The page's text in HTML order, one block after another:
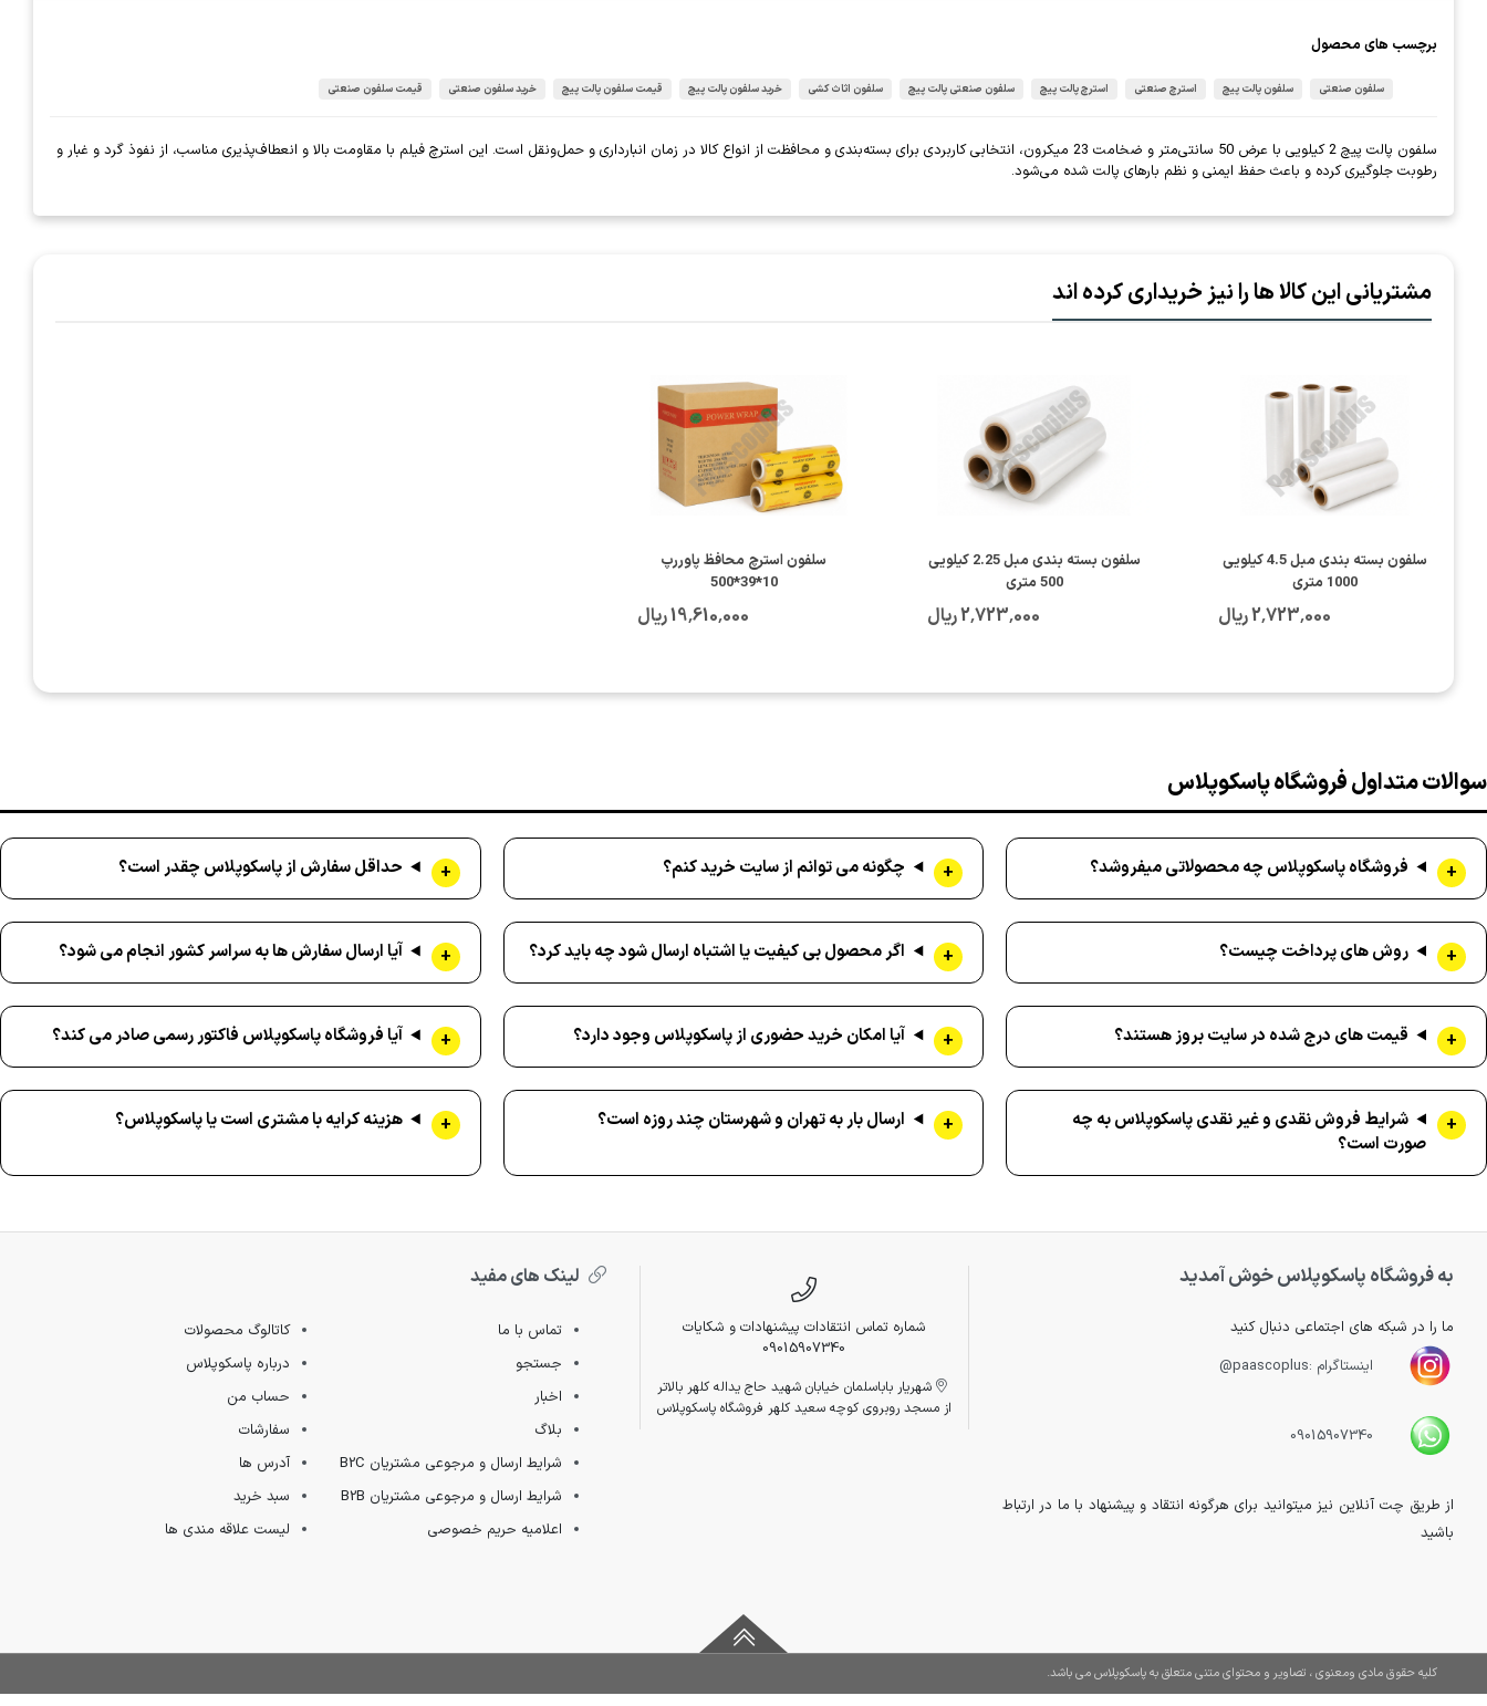
برچسب های محصول
سلفون صنعتی سلفون پالت پیچ استرچ صنعتی استرچ پالت پیچ سلفون صنعتی پالت پیچ سلفون اثاث کشی خرید سلفون پالت پیچ قیمت سلفون پالت پیچ خرید سلفون صنعتی قیمت سلفون صنعتی
سلفون پالت پیچ 2 کیلویی با عرض 50 سانتی‌متر و ضخامت 23 میکرون، انتخابی کاربردی برای بسته‌بندی و محافظت از انواع کالا در زمان انبارداری و حمل‌ونقل است. این استرچ فیلم با مقاومت بالا و انعطاف‌پذیری مناسب، از نفوذ گرد و غبار و
رطوبت جلوگیری کرده و باعث حفظ ایمنی و نظم بارهای پالت شده می‌شود.
مشتریانی این کالا ها را نیز خریداری کرده اند
سلفون بسته بندی مبل 4.5 کیلویی
1000 متری
2٬723٬000 ریال
سلفون بسته بندی مبل 2.25 کیلویی
500 متری
2٬723٬000 ریال
سلفون استرچ محافظ پاوررپ
10*39*500
19٬610٬000 ریال
سوالات متداول فروشگاه پاسکوپلاس
فروشگاه پاسکوپلاس چه محصولاتی میفروشد؟ چگونه می توانم از سایت خرید کنم؟ حداقل سفارش از پاسکوپلاس چقدر است؟
روش های پرداخت چیست؟ اگر محصول بی کیفیت یا اشتباه ارسال شود چه باید کرد؟ آیا ارسال سفارش ها به سراسر کشور انجام می شود؟
قیمت های درج شده در سایت بروز هستند؟ آیا امکان خرید حضوری از پاسکوپلاس وجود دارد؟ آیا فروشگاه پاسکوپلاس فاکتور رسمی صادر می کند؟
شرایط فروش نقدی و غیر نقدی پاسکوپلاس به چه
صورت است؟
ارسال بار به تهران و شهرستان چند روزه است؟ هزینه کرایه با مشتری است یا پاسکوپلاس؟
به فروشگاه پاسکوپلاس خوش آمدید
ما را در شبکه های اجتماعی دنبال کنید
اینستاگرام :paascoplus@
09015907340
از طریق چت آنلاین نیز میتوانید برای هرگونه انتقاد و پیشنهاد با ما در ارتباط
باشید
شماره تماس انتقادات پیشنهادات و شکایات
09015907340
شهریار باباسلمان خیابان شهید حاج یداله کلهر بالاتر
از مسجد روبروی کوچه سعید کلهر فروشگاه پاسکوپلاس
لینک های مفید
تماس با ما
جستجو
اخبار
بلاگ
شرایط ارسال و مرجوعی مشتریان B2C
شرایط ارسال و مرجوعی مشتریان B2B
اعلامیه حریم خصوصی
کاتالوگ محصولات
درباره پاسکوپلاس
حساب من
سفارشات
آدرس ها
سبد خرید
لیست علاقه مندی ها
کلیه حقوق مادی ومعنوی ، تصاویر و محتوای متنی متعلق به پاسکوپلاس می باشد.